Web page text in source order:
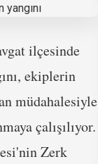
ilçesinde
ekiplerin
müdahalesiyle
çalışılıyor.
Zerk